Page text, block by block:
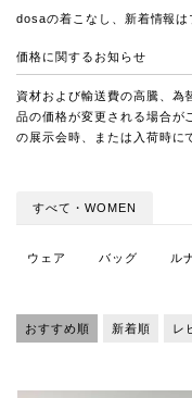
dosaの着こなし、新着情報は
価格に関するお知らせ
資材および輸送費の高騰、為
品の価格が変更される場合が
の展示会時、または入荷時に
すべて・WOMEN
ウェア バッグ ル
おすすめ順 新着順 レ